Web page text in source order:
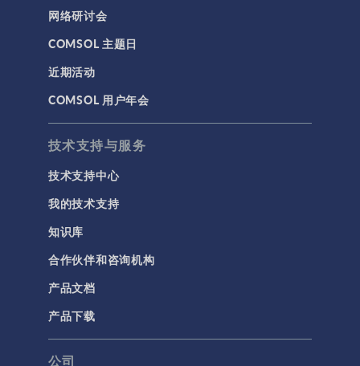
网络研讨会
COMSOL 主题日
近期活动
COMSOL 用户年会
技术支持与服务
技术支持中心
我的技术支持
知识库
合作伙伴和咨询机构
产品文档
产品下载
公司